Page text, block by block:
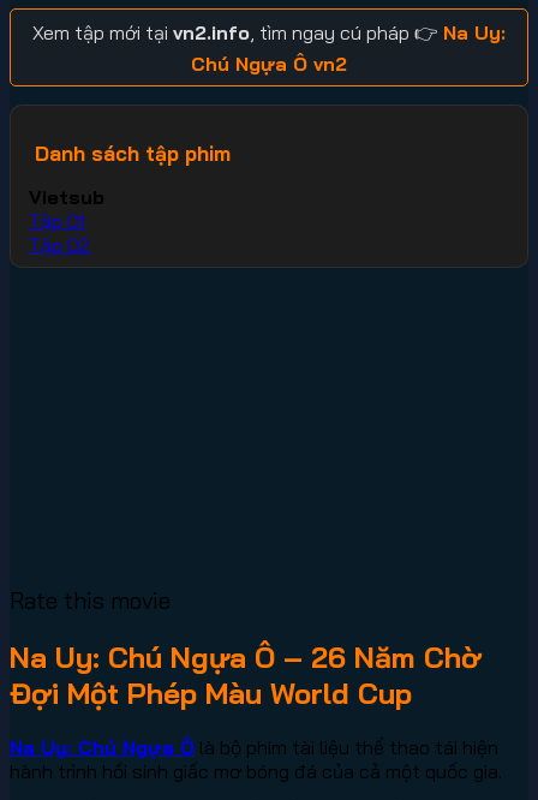
Xem tập mới tại vn2.info , tìm ngay cú pháp 👉 Na Uy:
Chú Ngựa Ô vn2
Danh sách tập phim
Vietsub
Tập 01
Tập 02
Rate this movie
Na Uy: Chú Ngựa Ô – 26 Năm Chờ
Đợi Một Phép Màu World Cup
Na Uy: Chú Ngựa Ô là bộ phim tài liệu thể thao tái hiện
hành trình hồi sinh giấc mơ bóng đá của cả một quốc gia.